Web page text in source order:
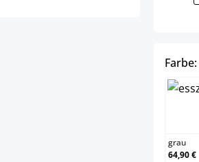
Farbe:
grau
64,90 €